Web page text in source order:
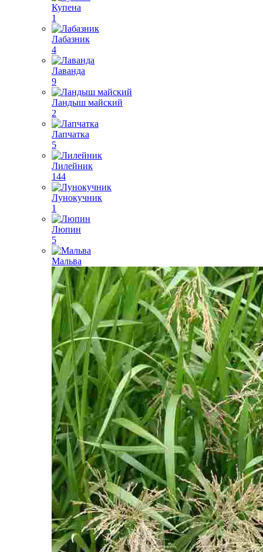
Купена
1
Лабазник
4
Лаванда
9
Ландыш майский
2
Лапчатка
5
Лилейник
144
Лунокучник
1
Люпин
5
Мальва